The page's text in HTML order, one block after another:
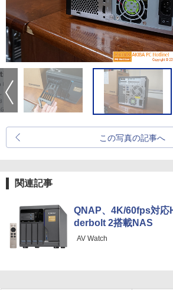
この写真の記事へ
関連記事
QNAP、4K/60fps対応
derbolt 2搭載NAS
AV Watch